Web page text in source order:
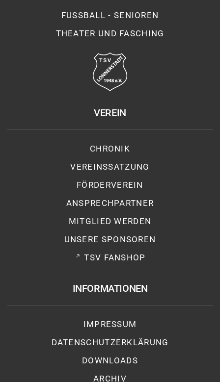
FUSSBALL - SENIOREN
THEATER UND FASCHING
VEREIN
CHRONIK
VEREINSSATZUNG
FÖRDERVEREIN
ANSPRECHPARTNER
MITGLIED WERDEN
UNSERE SPONSOREN
TSV FANSHOP
INFORMATIONEN
IMPRESSUM
DATENSCHUTZ­ERKLÄRUNG
DOWNLOADS
ARCHIV